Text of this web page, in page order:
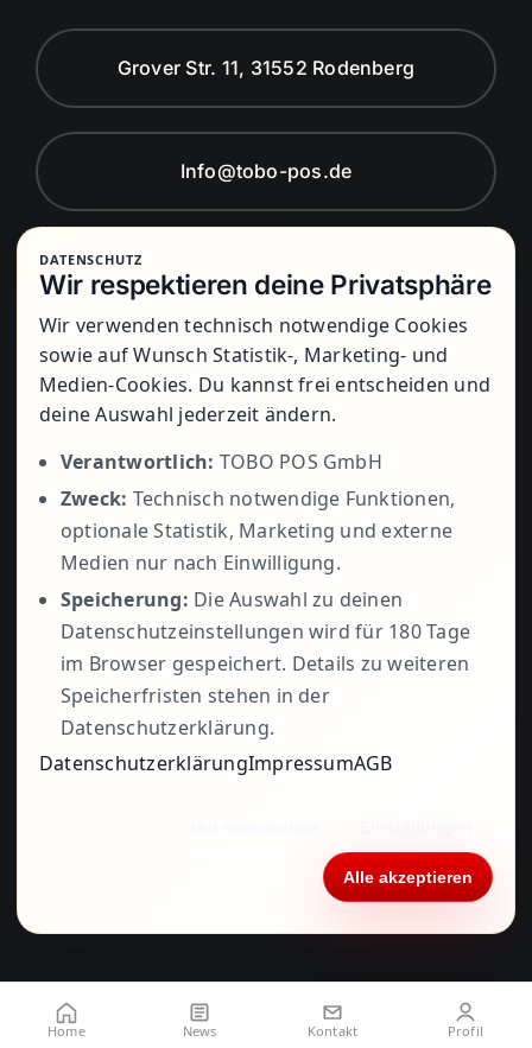
Grover Str. 11, 31552 Rodenberg
Info@tobo-pos.de
Montag bis Freitag von 8:00 Uhr bis
17:00 Uhr
+49 5723
799979
vorbehalten
DATENSCHUTZ
Wir respektieren deine Privatsphäre
Wir verwenden technisch notwendige Cookies
sowie auf Wunsch Statistik-, Marketing- und
Medien-Cookies. Du kannst frei entscheiden und
deine Auswahl jederzeit ändern.
Verantwortlich: TOBO POS GmbH
Zweck: Technisch notwendige Funktionen,
optionale Statistik, Marketing und externe
Medien nur nach Einwilligung.
Speicherung: Die Auswahl zu deinen
Datenschutzeinstellungen wird für 180 Tage
im Browser gespeichert. Details zu weiteren
Speicherfristen stehen in der
Datenschutzerklärung.
DatenschutzerklärungImpressumAGB
Alle akzeptieren
Home News Kontakt Profil